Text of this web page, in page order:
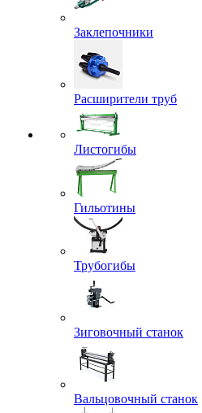
Заклепочники
Расширители труб
Листогибы
Гильотины
Трубогибы
Зиговочный станок
Вальцовочный станок